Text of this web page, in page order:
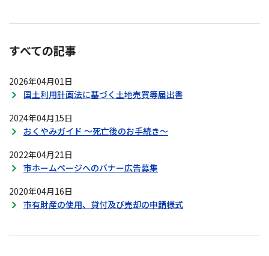
すべての記事
2026年04月01日
国土利用計画法に基づく土地売買等届出書
2024年04月15日
おくやみガイド ～死亡後のお手続き～
2022年04月21日
市ホームページへのバナー広告募集
2020年04月16日
市有財産の使用、貸付及び売却の申請様式